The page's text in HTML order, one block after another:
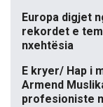
Europa digjet
rekordet e
nxehtësia
E kryer/ Hap i
Armend
profesioniste